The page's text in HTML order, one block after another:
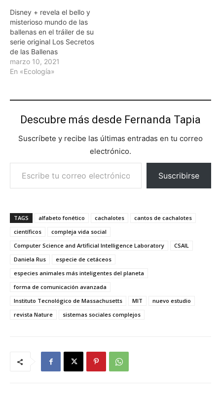
Disney + revela el bello y
misterioso mundo de las
ballenas en el tráiler de su
serie original Los Secretos
de las Ballenas
marzo 10, 2021
En «Ecología»
Descubre más desde Fernanda Tapia
Suscríbete y recibe las últimas entradas en tu correo
electrónico.
Escribe tu correo electrónico…
Suscribirse
TAGS alfabeto fonético cachalotes
cantos de cachalotes
científicos
compleja vida social
Computer Science and Artificial Intelligence Laboratory
CSAIL
Daniela Rus
especie de cetáceos
especies animales más inteligentes del planeta
forma de comunicación avanzada
Instituto Tecnológico de Massachusetts
MIT
nuevo estudio
revista Nature
sistemas sociales complejos